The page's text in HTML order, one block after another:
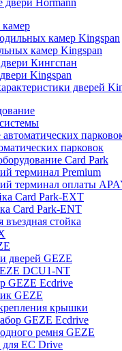
камер Kingspan
камер Kingspan
Кингспан
Kingspan
дверей
парковок
Card Park
терминал Premium
терминал оплаты
Card Park-EXT
Card Park-ENT
въездная стойка
дверей GEZE
DCU1-NT
GEZE Ecdrive
GEZE
крышки
GEZE Eсdrive
ремня GEZE
EC Drive